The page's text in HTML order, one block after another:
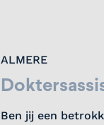
ALMERE
Ben jij een